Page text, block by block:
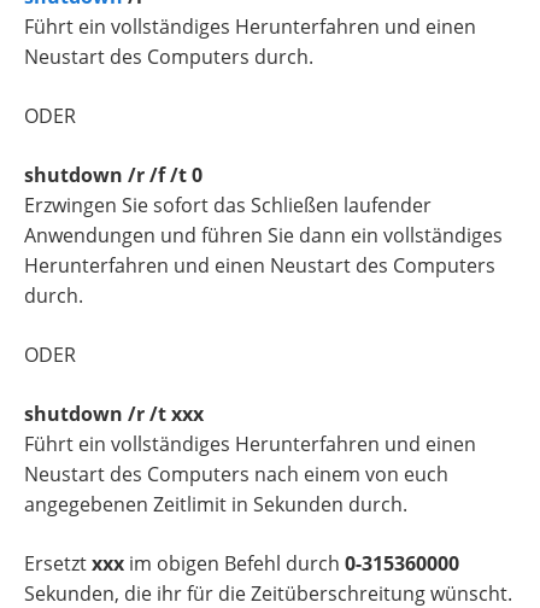
Führt ein vollständiges Herunterfahren und einen
Neustart des Computers durch.
ODER
shutdown /r /f /t 0
Erzwingen Sie sofort das Schließen laufender
Anwendungen und führen Sie dann ein vollständiges
Herunterfahren und einen Neustart des Computers
durch.
ODER
shutdown /r /t xxx
Führt ein vollständiges Herunterfahren und einen
Neustart des Computers nach einem von euch
angegebenen Zeitlimit in Sekunden durch.
Ersetztxxx im obigen Befehl durch 0-315360000
Sekunden, die ihr für die Zeitüberschreitung wünscht.